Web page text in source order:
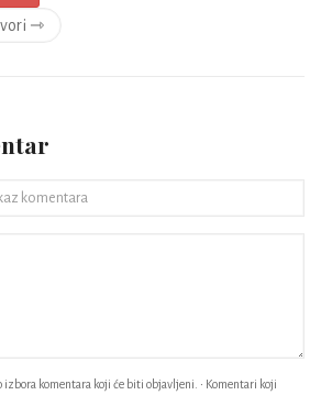
⇾
izbora komentara koji će biti objavljeni. • Komentari koji